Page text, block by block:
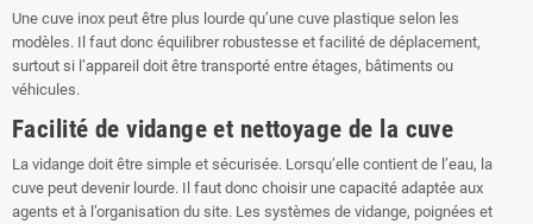
Une cuve inox peut être plus lourde qu’une cuve plastique selon les
modèles. Il faut donc équilibrer robustesse et facilité de déplacement,
surtout si l’appareil doit être transporté entre étages, bâtiments ou
véhicules.
Facilité de vidange et nettoyage de la cuve
La vidange doit être simple et sécurisée. Lorsqu’elle contient de l’eau, la
cuve peut devenir lourde. Il faut donc choisir une capacité adaptée aux
agents et à l’organisation du site. Les systèmes de vidange, poignées et